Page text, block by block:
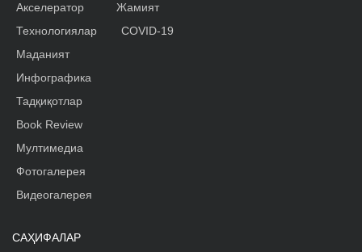
Акселератор
Жамият
Технологиялар
Маданият
Инфографика
Тадқиқотлар
Book Review
Мултимедиа
Фотогалерея
Видеогалерея
COVID-19
САҲИФАЛАР